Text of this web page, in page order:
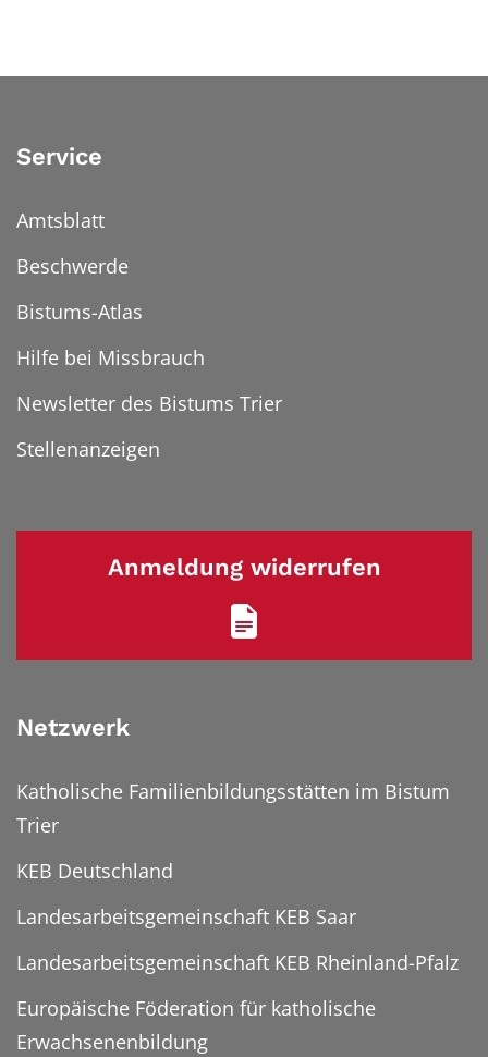
Service
Amtsblatt
Beschwerde
Bistums-Atlas
Hilfe bei Missbrauch
Newsletter des Bistums Trier
Stellenanzeigen
Anmeldung widerrufen
Netzwerk
Katholische Familienbildungsstätten im Bistum
Trier
KEB Deutschland
Landesarbeitsgemeinschaft KEB Saar
Landesarbeitsgemeinschaft KEB Rheinland-Pfalz
Europäische Föderation für katholische
Erwachsenenbildung